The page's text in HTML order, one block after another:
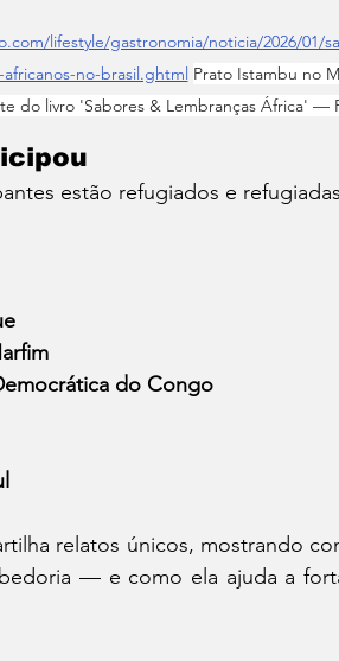
lifestyle/gastronomia/noticia/2026/01/
no-brasil.ghtml Prato Istambu no
do livro 'Sabores & Lembranças África' —
estão refugiados e
do Congo
relatos únicos, mostrando
— e como ela ajuda a